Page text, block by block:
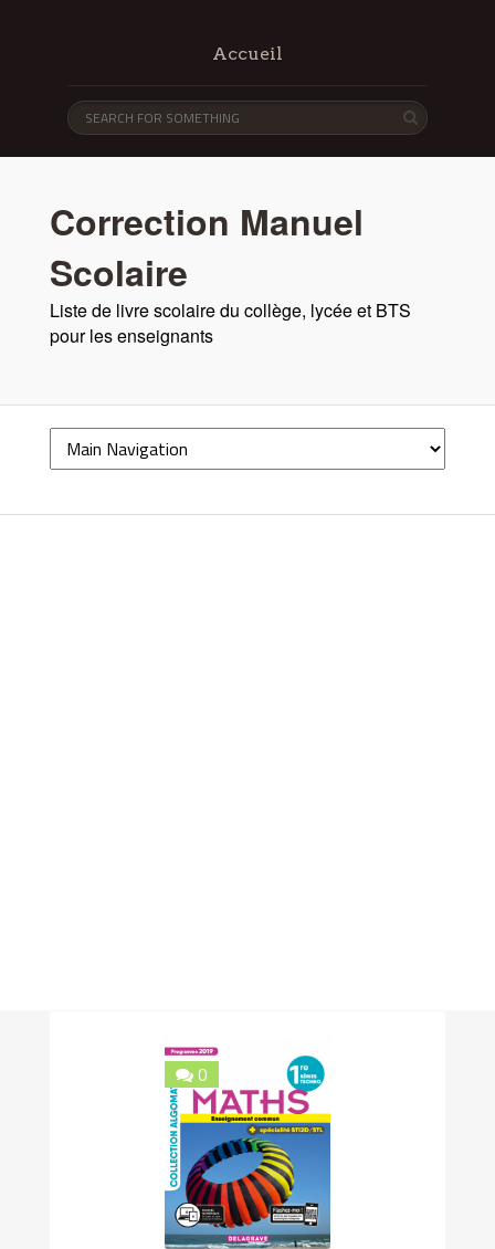
Accueil
Correction Manuel
Scolaire
Liste de livre scolaire du collège, lycée et BTS
pour les enseignants
0